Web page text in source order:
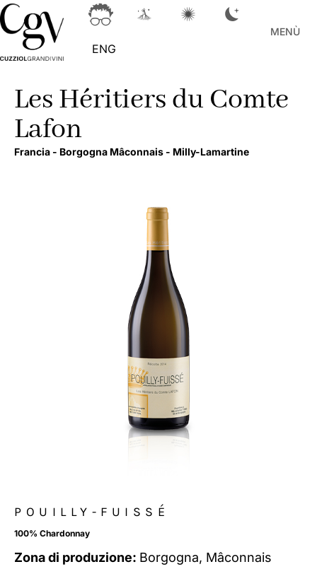
ENG
MENÙ
Les Héritiers du Comte
Lafon
Francia - Borgogna Mâconnais - Milly-Lamartine
POUILLY-FUISSÉ
100% Chardonnay
Zona di produzione: Borgogna, Mâconnais